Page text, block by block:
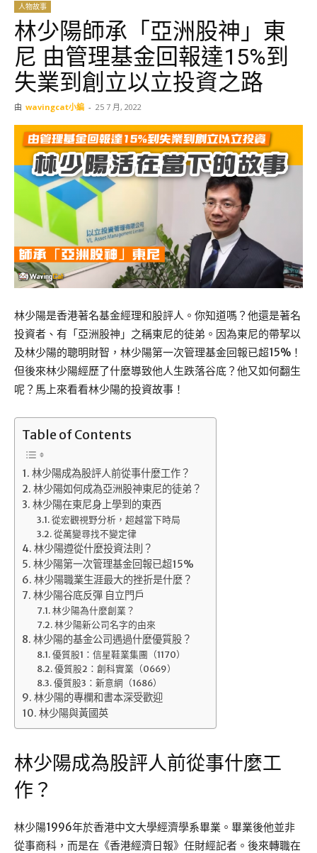
人物故事
林少陽師承「亞洲股神」東
尼 由管理基金回報達15%到
失業到創立以立投資之路
由 wavingcat小編 - 25 7 月, 2022
林少陽是香港著名基金經理和股評人。你知道嗎？他還是著名
投資者、有「亞洲股神」之稱東尼的徒弟。因為東尼的帶挈以
及林少陽的聰明財智，林少陽第一次管理基金回報已超15%！
但後來林少陽經歷了什麼導致他人生跌落谷底？他又如何翻生
呢？馬上來看看林少陽的投資故事！
Table of Contents
林少陽成為股評人前從事什麼工作？
林少陽如何成為亞洲股神東尼的徒弟？
林少陽在東尼身上學到的東西
從宏觀視野分析，超越當下時局
從萬變尋找不變定律
林少陽遵從什麼投資法則？
林少陽第一次管理基金回報已超15%
林少陽職業生涯最大的挫折是什麼？
林少陽谷底反彈 自立門戶
林少陽為什麼創業？
林少陽新公司名字的由來
林少陽的基金公司遇過什麼優質股？
優質股1：信星鞋業集團（1170）
優質股2：創科實業（0669）
優質股3：新意網（1686）
林少陽的專欄和書本深受歡迎
林少陽與黃國英
林少陽成為股評人前從事什麼工
作？
林少陽1996年於香港中文大學經濟學系畢業。畢業後他並非
從事商科，而是在《香港經濟日報》任財經記者。後來轉職在